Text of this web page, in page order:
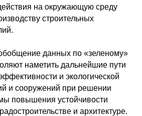
на окружающую среду
строительных
данных по «зеленому»
наметить дальнейшие пути
и экологической
и сооружений при решении
повышения устойчивости
и архитектуре.